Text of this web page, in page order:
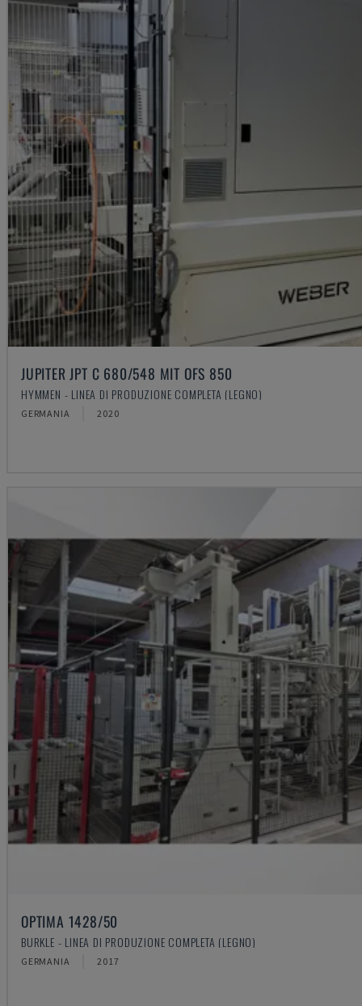
JUPITER JPT C 680/548 MIT OFS 850
HYMMEN - LINEA DI PRODUZIONE COMPLETA (LEGNO)
GERMANIA 2020
OPTIMA 1428/50
BURKLE - LINEA DI PRODUZIONE COMPLETA (LEGNO)
GERMANIA 2017